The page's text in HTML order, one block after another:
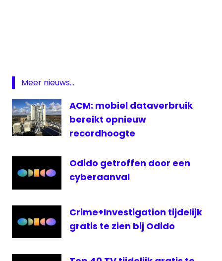
Meer nieuws...
ACM: mobiel dataverbruik
bereikt opnieuw
recordhoogte
Odido getroffen door een
cyberaanval
Crime+Investigation tijdelijk
gratis te zien bij Odido